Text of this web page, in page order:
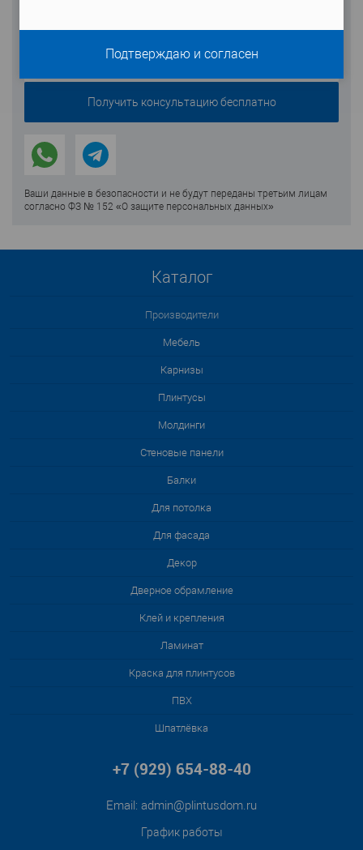
Ваши данные в безопасности и не будут переданы третьим лицам
согласно ФЗ № 152 «О защите персональных данных»
Каталог
Производители
Мебель
Карнизы
Плинтусы
Молдинги
Стеновые панели
Балки
Для потолка
Для фасада
Декор
Дверное обрамление
Клей и крепления
Ламинат
Краска для плинтусов
ПВХ
Шпатлёвка
+7 (929) 654-88-40
Email: admin@plintusdom.ru
График работы
Подтверждаю и согласен